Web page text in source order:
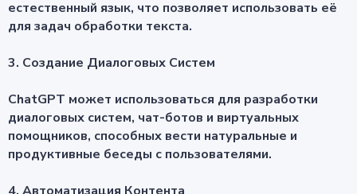
естественный язык, что позволяет использовать её
для задач обработки текста.
3. Создание Диалоговых Систем
ChatGPT может использоваться для разработки
диалоговых систем, чат-ботов и виртуальных
помощников, способных вести натуральные и
продуктивные беседы с пользователями.